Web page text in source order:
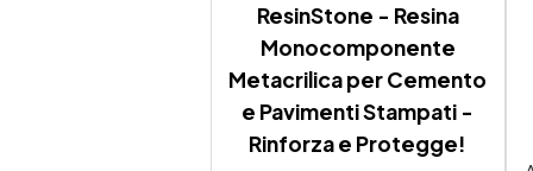
ResinStone - Resina
Monocomponente
Metacrilica per Cemento
e Pavimenti Stampati -
Rinforza e Protegge!